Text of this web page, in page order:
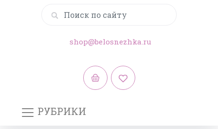
shop@belosnezhka.ru
РУБРИКИ